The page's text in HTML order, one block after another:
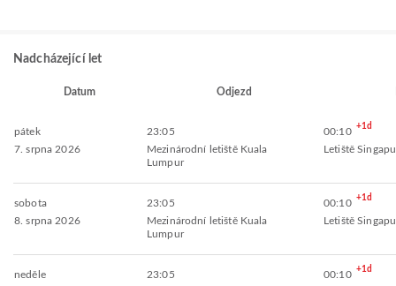
Nadcházející let
Datum Odjezd
pátek
7. srpna 2026
23:05
Mezinárodní letiště Kuala
Lumpur
00:10 +1d
Letiště
sobota
8. srpna 2026
23:05
Mezinárodní letiště Kuala
Lumpur
00:10 +1d
Letiště
neděle
23:05
00:10 +1d